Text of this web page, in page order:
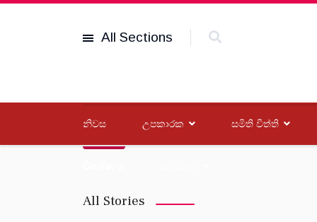
All Sections
නිවස උපකාරක සමිති විත්ති
All Stories